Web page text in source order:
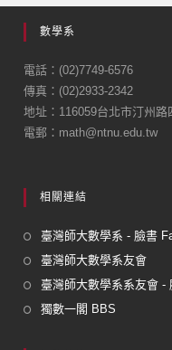
e
b
o
o
k
數學系
電話：(02)7749-6576
傳真：(02)2933-2342
地址：116059台北市汀州路
電郵：math@ntnu.edu.tw
相關連結
臺灣師大數學系 - 臉書
臺灣師大數學系友會
臺灣師大數學系系友會 -
獨數一閣 BBS